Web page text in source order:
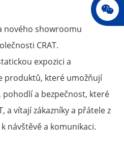
nového showroomu
CRAT.
expozici a
produktů, které umožňují
a bezpečnost, které
a vítají zákazníky a přátele z
návštěvě a komunikaci.